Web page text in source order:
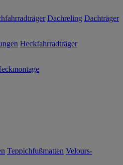
Dachreling Dachträger
Heckfahrradträger
Teppichfußmatten Velours-